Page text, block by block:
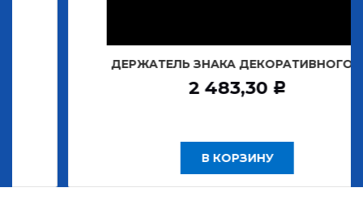
ДЕРЖАТЕЛЬ ЗНАКА ДЕКОРАТИВНОГО Т
2 483,30 Р
В КОРЗИНУ